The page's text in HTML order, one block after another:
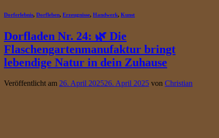
Dorferlebnis, Dorfleben, Erzeugnisse, Handwerk, Kunst
Dorfladen Nr. 24: 🌿 Die
Flaschengartenmanufaktur bringt
lebendige Natur in dein Zuhause
Veröffentlicht am 26. April 202526. April 2025 von Christian